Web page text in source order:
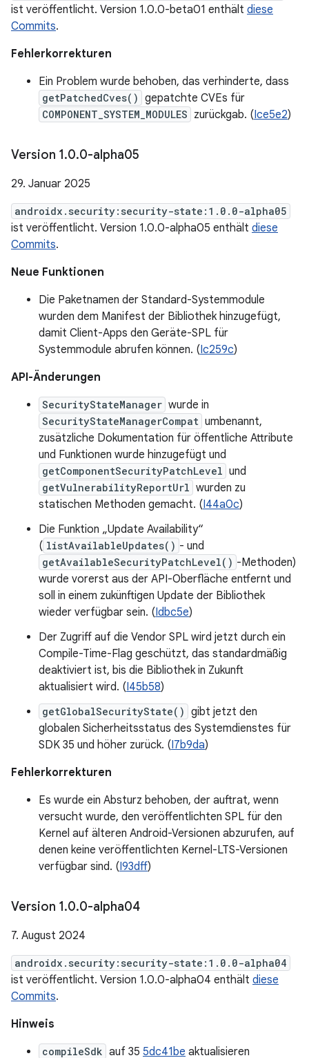
ist veröffentlicht. Version 1.0.0-beta01 enthält diese
Commits.
Fehlerkorrekturen
Ein Problem wurde behoben, das verhinderte, dass
getPatchedCves() gepatchte CVEs für
COMPONENT_SYSTEM_MODULES zurückgab. (Ice5e2)
Version 1.0.0-alpha05
29. Januar 2025
androidx.security:security-state:1.0.0-alpha05
ist veröffentlicht. Version 1.0.0-alpha05 enthält diese
Commits.
Neue Funktionen
Die Paketnamen der Standard-Systemmodule
wurden dem Manifest der Bibliothek hinzugefügt,
damit Client-Apps den Geräte-SPL für
Systemmodule abrufen können. (Ic259c)
API-Änderungen
SecurityStateManager wurde in
SecurityStateManagerCompat umbenannt,
zusätzliche Dokumentation für öffentliche Attribute
und Funktionen wurde hinzugefügt und
getComponentSecurityPatchLevel und
getVulnerabilityReportUrl wurden zu
statischen Methoden gemacht. (I44a0c)
Die Funktion „Update Availability“
( listAvailableUpdates() - und
getAvailableSecurityPatchLevel() -Methoden)
wurde vorerst aus der API-Oberfläche entfernt und
soll in einem zukünftigen Update der Bibliothek
wieder verfügbar sein. (Idbc5e)
Der Zugriff auf die Vendor SPL wird jetzt durch ein
Compile-Time-Flag geschützt, das standardmäßig
deaktiviert ist, bis die Bibliothek in Zukunft
aktualisiert wird. (I45b58)
getGlobalSecurityState() gibt jetzt den
globalen Sicherheitsstatus des Systemdienstes für
SDK 35 und höher zurück. (I7b9da)
Fehlerkorrekturen
Es wurde ein Absturz behoben, der auftrat, wenn
versucht wurde, den veröffentlichten SPL für den
Kernel auf älteren Android-Versionen abzurufen, auf
denen keine veröffentlichten Kernel-LTS-Versionen
verfügbar sind. (I93dff)
Version 1.0.0-alpha04
7. August 2024
androidx.security:security-state:1.0.0-alpha04
ist veröffentlicht. Version 1.0.0-alpha04 enthält diese
Commits.
Hinweis
compileSdk auf 35 5dc41be aktualisieren